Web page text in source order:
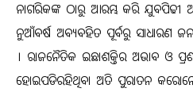
ନାଗରିକଙ୍କ ଠାରୁ ଆରମ୍ଭ କରି ଯୁବପିଢୀ
ନୁଆଁବର୍ଷ ଅବ୍ୟବହିତ ପୂର୍ବରୁ ସାଧାରଣ
। ରାଜନୈତିକ ଇଛାଶକ୍ତିର ଅଭାବ ଓ
ହୋଇପଡିରହିଥିବା ଅତି ପୁରାତନ